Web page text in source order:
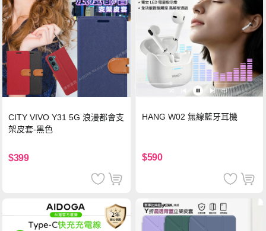
CITY VIVO Y31 5G 浪漫都會支
架皮套-黑色
$399
HANG W02 無線藍牙耳機
$590